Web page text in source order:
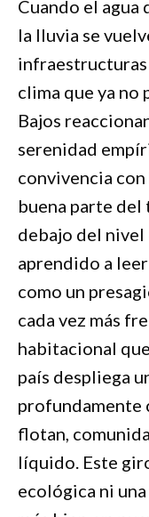
Cuando el agua
la lluvia se
infraestructuras
clima que ya no
Bajos
serenidad
convivencia
buena parte
debajo del nivel
aprendido a
como un
cada vez más
habitacional
país despliega
profundamente
flotan,
líquido. Este
ecológica ni